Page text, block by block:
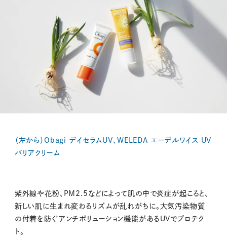
（左から）Obagi デイセラムUV、WELEDA エーデルワイス UV
バリアクリーム
紫外線や花粉、PM2.5などによって肌の中で炎症が起こると、
新しい肌に生まれ変わるリズムが乱れがちに。大気汚染物質
の付着を防ぐアンチポリューション機能があるUVでプロテク
ト。